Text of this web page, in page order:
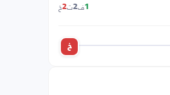
1ف2ت2خ
خ